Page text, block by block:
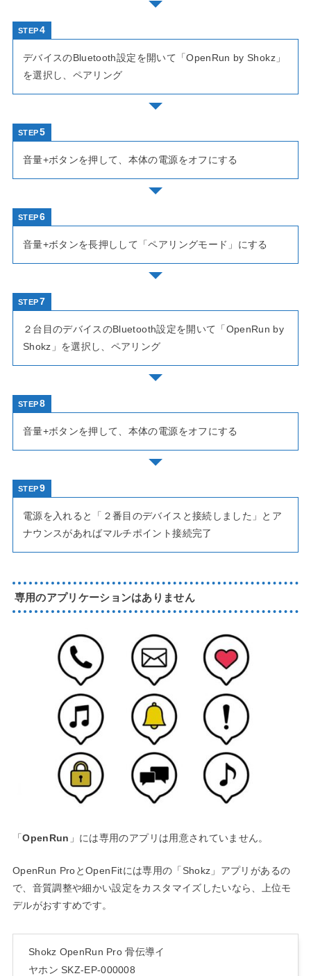
STEP
デバイスのBluetooth設定を開いて「OpenRun by Shokz」
を選択し、ペアリング
STEP
音量+ボタンを押して、本体の電源をオフにする
STEP
音量+ボタンを長押しして「ペアリングモード」にする
STEP
２台目のデバイスのBluetooth設定を開いて「OpenRun by
Shokz」を選択し、ペアリング
STEP
音量+ボタンを押して、本体の電源をオフにする
STEP
電源を入れると「２番目のデバイスと接続しました」とア
ナウンスがあればマルチポイント接続完了
専用のアプリケーションはありません
「OpenRun 」には専用のアプリは用意されていません。
OpenRun ProとOpenFitには専用の「Shokz」アプリがあるの
で、音質調整や細かい設定をカスタマイズしたいなら、上位モ
デルがおすすめです。
Shokz OpenRun Pro 骨伝導イ
ヤホン SKZ-EP-000008